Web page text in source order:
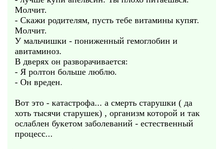
Молчит.
- Скажи родителям, пусть тебе витамины купят.
Молчит.
У мальчишки - пониженный гемоглобин и
авитаминоз.
В дверях он разворачивается:
- Я ролтон больше люблю.
- Он вреден.
Вот это - катастрофа... а смерть старушки ( да
хоть тысячи старушек) , организм которой и так
ослаблен букетом заболеваний - естественный
процесс...